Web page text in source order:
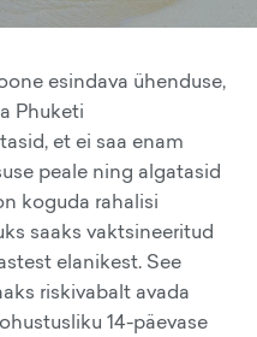
esindava ühenduse,
Phuketi
et ei saa enam
peale ning algatasid
koguda rahalisi
saaks vaktsineeritud
elanikest. See
riskivabalt avada
14-päevase